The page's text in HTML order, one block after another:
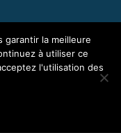
garantir la meilleure
à utiliser ce
l'utilisation des